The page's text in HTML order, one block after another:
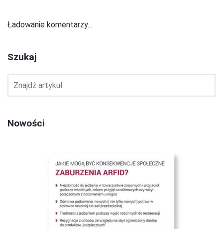
Ładowanie komentarzy...
Szukaj
Nowości